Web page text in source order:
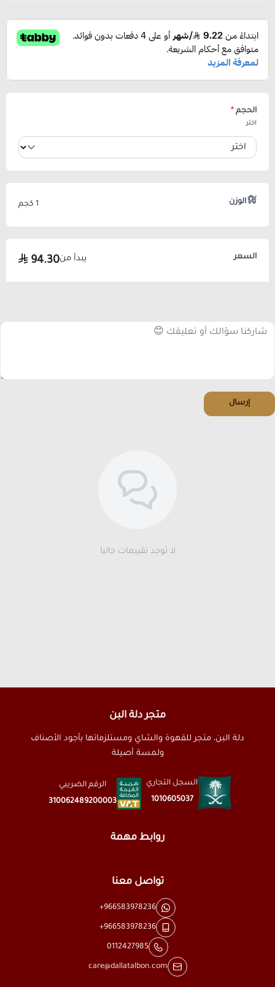
الحجم *
اختر
الوزن 1 كجم
السعر يبدأ من94.30
إرسال
لا توجد تقييمات حاليا
متجر دلة البن
دلة البن، متجر للقهوة والشاي ومستلزماتها بأجود الأصناف
ولمسة أصيلة
السجل التجاري
1010605037
الرقم الضريبي
310062489200003
روابط مهمة
تواصل معنا
+966583978236
+966583978236
0112427985
care@dallatalbon.com